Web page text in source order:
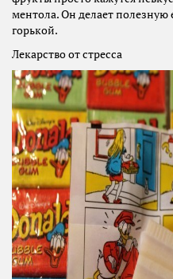
ментола. Он делает
горькой.
Лекарство от стресса